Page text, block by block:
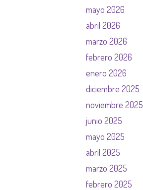
mayo 2026
abril 2026
marzo 2026
febrero 2026
enero 2026
diciembre 2025
noviembre 2025
junio 2025
mayo 2025
abril 2025
marzo 2025
febrero 2025